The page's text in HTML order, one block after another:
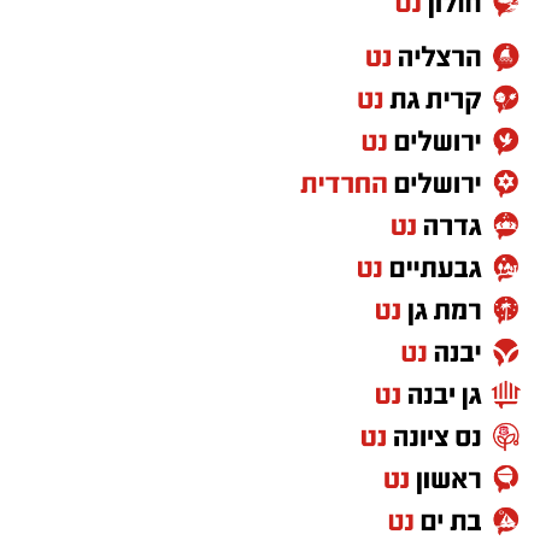
מערכת היחסים מקבלת טיפול דרך עולם השלטון
והמשרדים הממשלתיים. התוצאה שנונה, משעשעת
ובעיקר מזכירה לנו שלפעמים גם זוגיות יכולה
להרגיש כמו קואליציה – עם לא מעט משברים
בדרך.
"מחכים למשיח" – שלום חנוך היהלום שבכתר
יש שירים שמדברים על תקופה מסוימת, ויש שירים
שגורמים לנו לשאול אם באמת משהו השתנה.
"מחכים למשיח" של שלום חנוך הפך לסמל של
ביקורת על המצב הכלכלי והחברתי ועל תחושת
המשבר. גם היום, כשמדברים על יוקר המחיה ועל
הפערים בחברה, השיר מצליח להישמע רלוונטי
באופן קצת יותר מדי משכנע.